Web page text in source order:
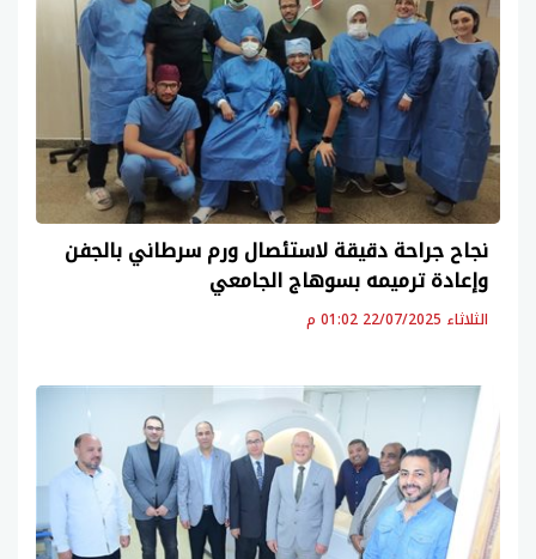
نجاح جراحة دقيقة لاستئصال ورم سرطاني بالجفن
وإعادة ترميمه بسوهاج الجامعي
الثلاثاء 22/07/2025 01:02 م